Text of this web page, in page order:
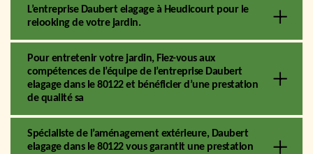
L’entreprise Daubert elagage à Heudicourt pour le
relooking de votre jardin.
Pour entretenir votre jardin, Fiez-vous aux
compétences de l’équipe de l’entreprise Daubert
elagage dans le 80122 et bénéficier d’une prestation
de qualité sa
Spécialiste de l’aménagement extérieure, Daubert
elagage dans le 80122 vous garantit une prestation